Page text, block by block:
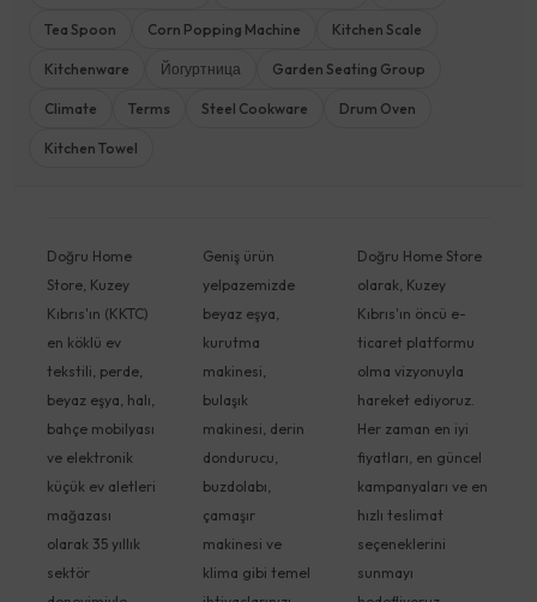
Tea Spoon Corn Popping Machine Kitchen Scale
Kitchenware Йогуртница Garden Seating Group
Climate Terms Steel Cookware Drum Oven
Kitchen Towel
Doğru Home
Store, Kuzey
Kıbrıs'ın (KKTC)
en köklü ev
tekstili, perde,
beyaz eşya, halı,
bahçe mobilyası
ve elektronik
küçük ev aletleri
mağazası
olarak 35 yıllık
sektör
Geniş ürün
yelpazemizde
beyaz eşya,
kurutma
makinesi,
bulaşık
makinesi, derin
dondurucu,
buzdolabı,
çamaşır
makinesi ve
klima gibi temel
Doğru Home Store
olarak, Kuzey
Kıbrıs'ın öncü e-
ticaret platformu
olma vizyonuyla
hareket ediyoruz.
Her zaman en iyi
fiyatları, en güncel
kampanyaları ve en
hızlı teslimat
seçeneklerini
sunmayı